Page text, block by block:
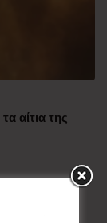
αίτια της